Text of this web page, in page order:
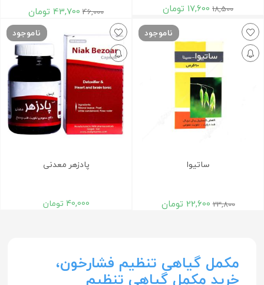
18,500
17,600 تومان 46,000
43,700 تومان
ناموجود
ساتیوا
23,800
22,600 تومان
ناموجود
پادزهر معدنی
40,000 تومان
مکمل گیاهی تنظیم فشارخون،
خرید مکمل گیاهی تنظیم